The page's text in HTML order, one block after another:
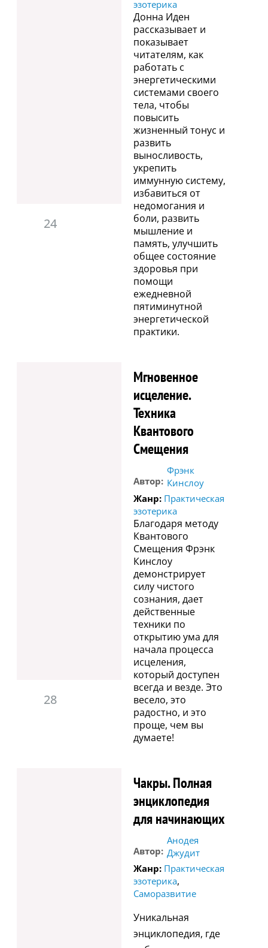
24
эзотерика
Донна Иден
рассказывает и
показывает
читателям, как
работать с
энергетическими
системами своего
тела, чтобы
повысить
жизненный тонус и
развить
выносливость,
укрепить
иммунную систему,
избавиться от
недомогания и
боли, развить
мышление и
память, улучшить
общее состояние
здоровья при
помощи
ежедневной
пятиминутной
энергетической
практики.
28
Мгновенное
исцеление.
Техника
Квантового
Смещения
Автор:
Фрэнк
Кинслоу
Жанр: Практическая
эзотерика
Благодаря методу
Квантового
Смещения Фрэнк
Кинслоу
демонстрирует
силу чистого
сознания, дает
действенные
техники по
открытию ума для
начала процесса
исцеления,
который доступен
всегда и везде. Это
весело, это
радостно, и это
проще, чем вы
думаете!
Чакры. Полная
энциклопедия
для начинающих
Автор:
Анодея
Джудит
Жанр: Практическая
эзотерика,
Саморазвитие
Уникальная
энциклопедия, где